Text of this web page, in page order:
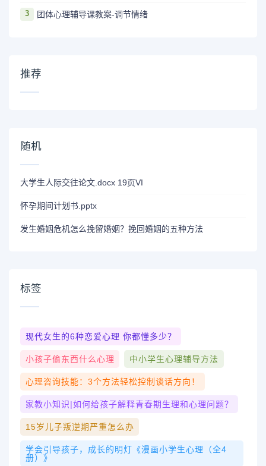
3 团体心理辅导课教案-调节情绪
推荐
随机
大学生人际交往论文.docx 19页VI
怀孕期间计划书.pptx
发生婚姻危机怎么挽留婚姻？挽回婚姻的五种方法
标签
现代女生的6种恋爱心理 你都懂多少？
小孩子偷东西什么心理 中小学生心理辅导方法
心理咨询技能：3个方法轻松控制谈话方向！
家教小知识|如何给孩子解释青春期生理和心理问题？
15岁儿子叛逆期严重怎么办
学会引导孩子，成长的明灯《漫画小学生心理（全4
册）》